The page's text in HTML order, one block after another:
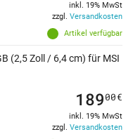
Artikel verfügbar
inkl. 19% MwSt
zzgl. Versandkosten
(2,5 Zoll / 6,4 cm) für MSI
18900€
inkl. 19% MwSt
zzgl. Versandkosten